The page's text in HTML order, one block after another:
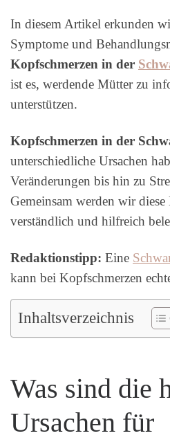
In diesem Artikel erkunden
Symptome und
Kopfschmerzen in der
ist es, werdende Mütter zu
unterstützen.
Kopfschmerzen in der
unterschiedliche Ursachen
Veränderungen bis hin zu
Gemeinsam werden wir diese
verständlich und hilfreich
Redaktionstipp: Eine
kann bei Kopfschmerzen
Inhaltsverzeichnis
Was sind die
Ursachen für